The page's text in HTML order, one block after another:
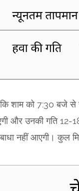
शाम को 7:30 बजे से
और उनकी गति 12-
नहीं आएगी। कुल